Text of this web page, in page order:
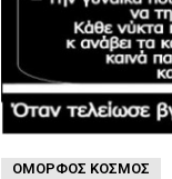
ΌΜΟΡΦΟΣ ΚΌΣΜΟΣ